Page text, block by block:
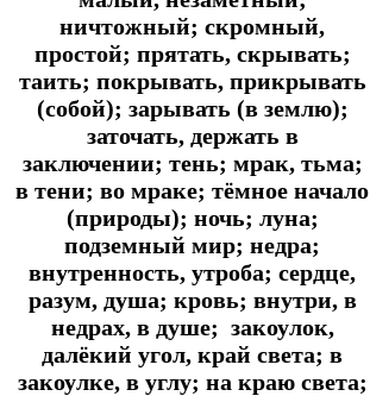
ничтожный; скромный,
простой; прятать, скрывать;
таить; покрывать, прикрывать
(собой); зарывать (в землю);
заточать, держать в
заключении; тень; мрак, тьма;
в тени; во мраке; тёмное начало
(природы); ночь; луна;
подземный мир; недра;
внутренность, утроба; сердце,
разум, душа; кровь; внутри, в
недрах, в душе; закоулок,
далёкий угол, край света; в
закоулке, в углу; на краю света;